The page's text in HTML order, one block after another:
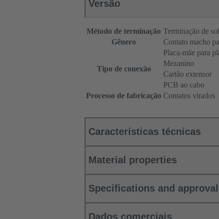
Versão
Método de terminação Terminação de
Gênero
Contato macho
Tipo de conexão
Placa-mãe para
Mezanino
Cartão extensor
PCB ao cabo
Processo de fabricação Contatos virados
Características técnicas
Material properties
Specifications and
Dados comerciais